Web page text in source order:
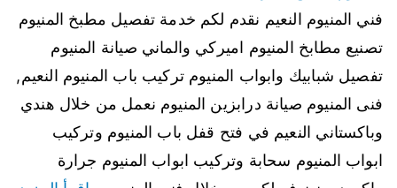
فني المنيوم النعيم نقدم لكم خدمة تفصيل مطبخ المنيوم
تصنيع مطابخ المنيوم اميركي والماني صيانة المنيوم
تفصيل شبابيك وابواب المنيوم تركيب باب المنيوم النعيم,
فنى المنيوم صيانة درابزين المنيوم نعمل من خلال هندي
وباكستاني النعيم في فتح قفل باب المنيوم وتركيب
ابواب المنيوم سحابة وتركيب ابواب المنيوم جرارة